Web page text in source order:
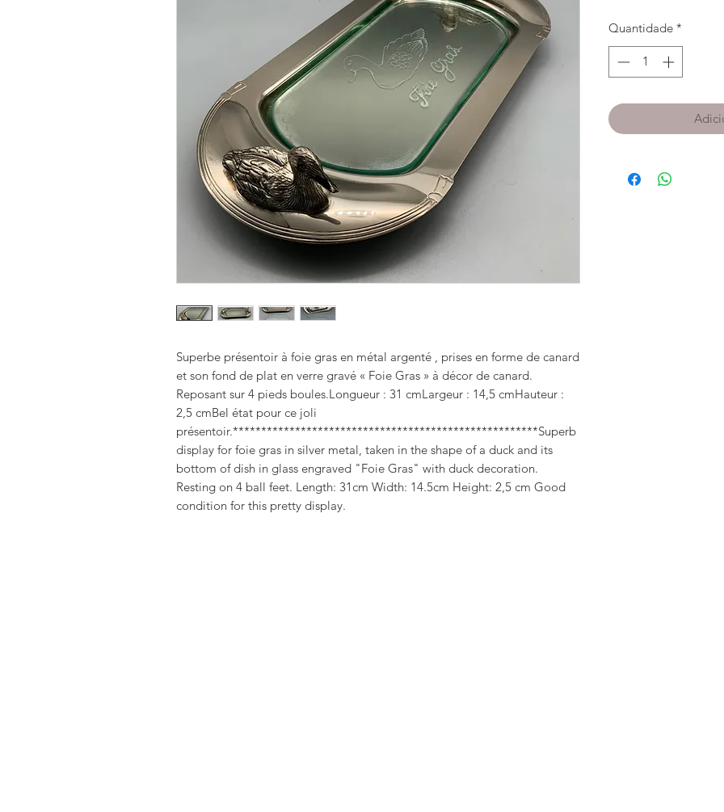
Superbe présentoir à foie gras en métal argenté , prises en forme de canard
et son fond de plat en verre gravé « Foie Gras » à décor de canard.
Reposant sur 4 pieds boules.Longueur : 31 cmLargeur : 14,5 cmHauteur :
2,5 cmBel état pour ce joli
présentoir.******************************************************Superb
display for foie gras in silver metal, taken in the shape of a duck and its
bottom of dish in glass engraved "Foie Gras" with duck decoration.
Resting on 4 ball feet. Length: 31cm Width: 14.5cm Height: 2,5 cm Good
condition for this pretty display.
Quantidade *